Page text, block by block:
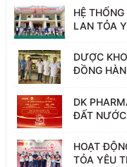
NGHIÊN
HỆ
LAN TỎA
DƯỢC
ĐỒNG
DK
ĐẤT
HOẠT
TỎA YÊU